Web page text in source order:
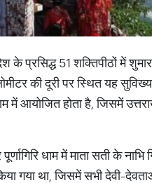
प्रसिद्ध 51 शक्तिपीठों में शुमार
की दूरी पर स्थित यह
में आयोजित होता है, जिसमें
धाम में माता सती के
गया था, जिसमें सभी देवी-